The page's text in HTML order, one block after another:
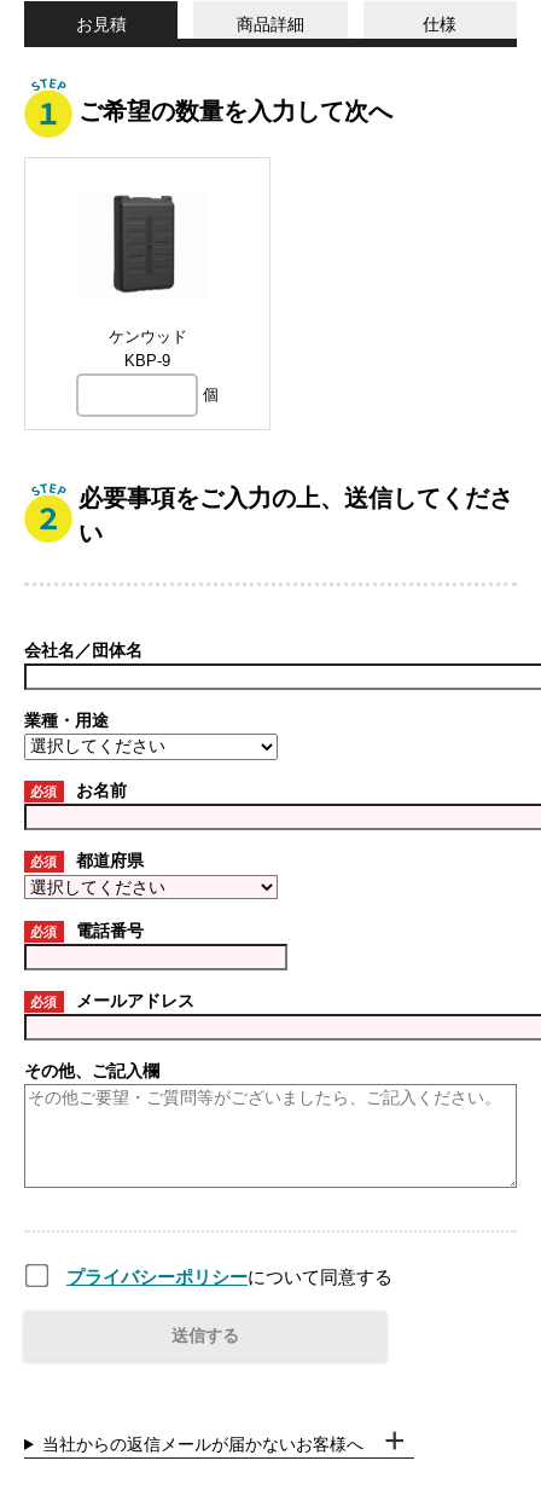
お見積 商品詳細 仕様
ご希望の数量を入力して次へ
ケンウッド
KBP-9
個
必要事項をご入力の上、送信してくださ
い
会社名／団体名
業種・用途
必須 お名前
必須 都道府県
必須 電話番号
必須 メールアドレス
その他、ご記入欄
プライバシーポリシーについて同意する
当社からの返信メールが届かないお客様へ